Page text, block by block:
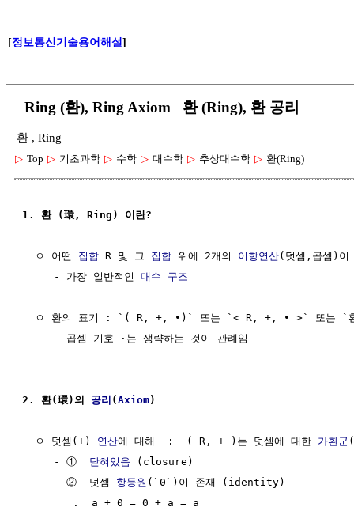
[정보통신기술용어해설]
Ring (환), Ring Axiom 환 (Ring), 환 공리
환 , Ring
▷ Top ▷ 기초과학 ▷ 수학 ▷ 대수학 ▷ 추상대수학 ▷ 환(Ring)
1. 환 (環, Ring) 이란?
  ㅇ 어떤
집합 R 및 그 집합 위에 2개의 이항연산(덧셈,곱셈)이
     - 가장 일반적인
대수 구조
ㅇ 환의 표기 : `( R, +, ∙)` 또는 `< R, +, ∙ >` 또는 `
     - 곱셈 기호 ·는 생략하는 것이 관례임
2. 환(環)의 공리 (Axiom)
  ㅇ 덧셈(+)
연산에 대해  :  ( R, + )는 덧셈에 대한 가환군 (
     - ①
닫혀있음 (closure)
     - ②  덧셈
항등원 (`0`)이 존재 (identity)
        .  a + 0 = 0 + a = a